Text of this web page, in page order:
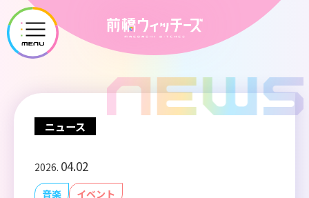
メ
ニ
ー
ニュース
2026. 04.02
音楽 イベント